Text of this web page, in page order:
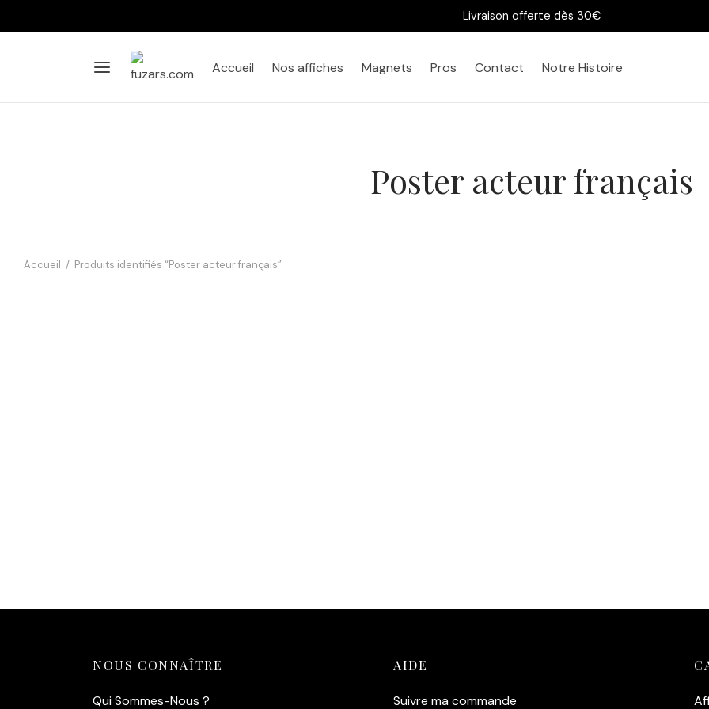
Livraison offerte dès 30€
Accueil Nos affiches Magnets Pros Contact Notre Histoire
Poster acteur français
Accueil / Produits identifiés “Poster acteur français”
NOUS CONNAÎTRE
Qui Sommes-Nous ?
AIDE
Suivre ma commande